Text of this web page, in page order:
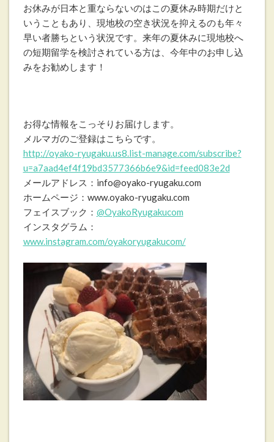
お休みが日本と重ならないのはこの夏休み時期だけと
いうこともあり、現地校の空き状況を抑えるのも年々
早い者勝ちという状況です。来年の夏休みに現地校へ
の短期留学を検討されている方は、今年中のお申し込
みをお勧めします！
お得な情報をこっそりお届けします。
メルマガのご登録はこちらです。
http://oyako-ryugaku.us8.list-manage.com/subscribe?
u=a7aad4ef4f19bd3577366b6e9&id=feed083e2d
メールアドレス：info@oyako-ryugaku.com
ホームページ：www.oyako-ryugaku.com
フェイスブック： @OyakoRyugakucom
インスタグラム：
www.instagram.com/oyakoryugakucom/